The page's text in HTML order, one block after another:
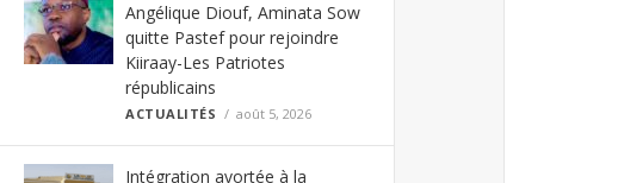
Angélique Diouf, Aminata Sow
quitte Pastef pour rejoindre
Kiiraay-Les Patriotes
républicains
ACTUALITÉS août 5, 2026
Intégration avortée à la